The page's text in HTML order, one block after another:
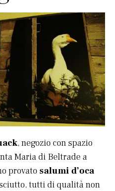
, negozio con spazio
Maria di Beltrade a
provato salumi d’oca
tutti di qualità non